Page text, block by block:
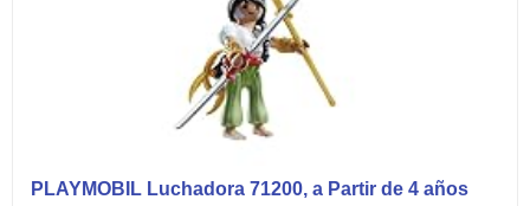
PLAYMOBIL Luchadora 71200, a Partir de 4 años